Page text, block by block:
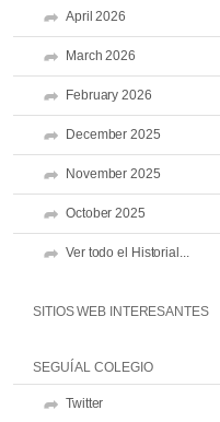
April 2026
March 2026
February 2026
December 2025
November 2025
October 2025
Ver todo el Historial...
SITIOS WEB INTERESANTES
SEGUÍ AL COLEGIO
Twitter